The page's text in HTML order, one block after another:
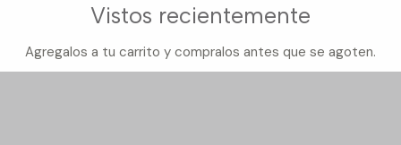
Vistos recientemente
Agregalos a tu carrito y compralos antes que se agoten.